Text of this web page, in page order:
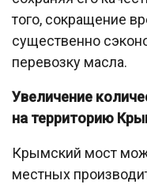
того, сокращение
существенно
перевозку масла.
Увеличение
на территорию
Крымский мост
местных